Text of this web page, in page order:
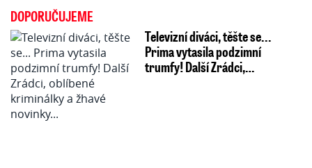
DOPORUČUJEME
Televizní diváci, těšte se...
Prima vytasila podzimní
trumfy! Další Zrádci,…